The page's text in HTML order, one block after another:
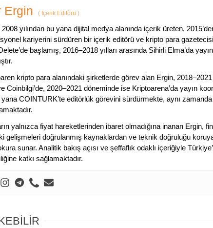
Ergin ( İçerik Editörü )
yılından bu yana dijital medya alanında içerik üreten,
kariyerini sürdüren bir içerik editörü ve kripto para
başlamış, 2016–2018 yılları arasında Sihirli Elma’da
kripto para alanındaki şirketlerde görev alan Ergin,
Coinbilgi’de, 2020–2021 döneminde ise Kriptoarena’da yayın
yana COINTURK’te editörlük görevini sürdürmekte, aynı
yalnızca fiyat hareketlerinden ibaret olmadığına inanan Ergin,
gelişmeleri doğrulanmış kaynaklardan ve teknik doğruluğu
sunar. Analitik bakış açısı ve şeffaflık odaklı içeriğiyle
katkı sağlamaktadır.